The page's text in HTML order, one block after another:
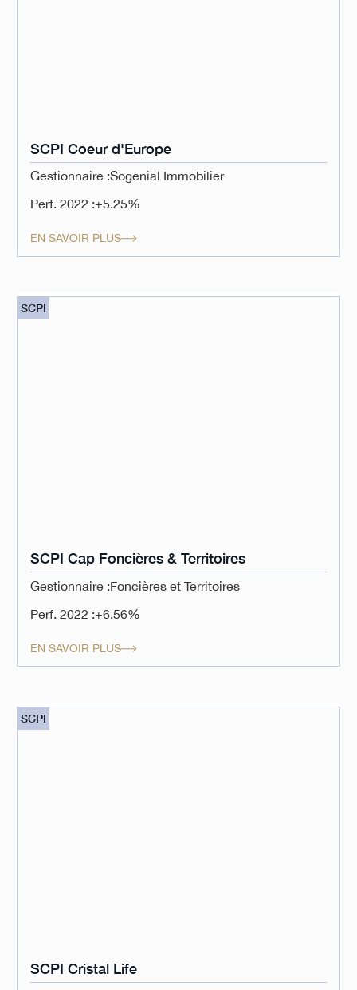
SCPI Coeur d'Europe
Gestionnaire :Sogenial Immobilier
Perf. 2022 :+5.25%
EN SAVOIR PLUS
SCPI
SCPI Cap Foncières & Territoires
Gestionnaire :Foncières et Territoires
Perf. 2022 :+6.56%
EN SAVOIR PLUS
SCPI
SCPI Cristal Life